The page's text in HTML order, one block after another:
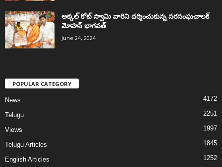
అక్కల్‌ కోట్‌ స్వామి వారిని దర్శించుకున్న సరసంఘచాలక్
మోహన్ భాగవత్
June 24, 2024
POPULAR CATEGORY
News 4172
Telugu 2251
Views 1997
Telugu Articles 1845
English Articles 1252